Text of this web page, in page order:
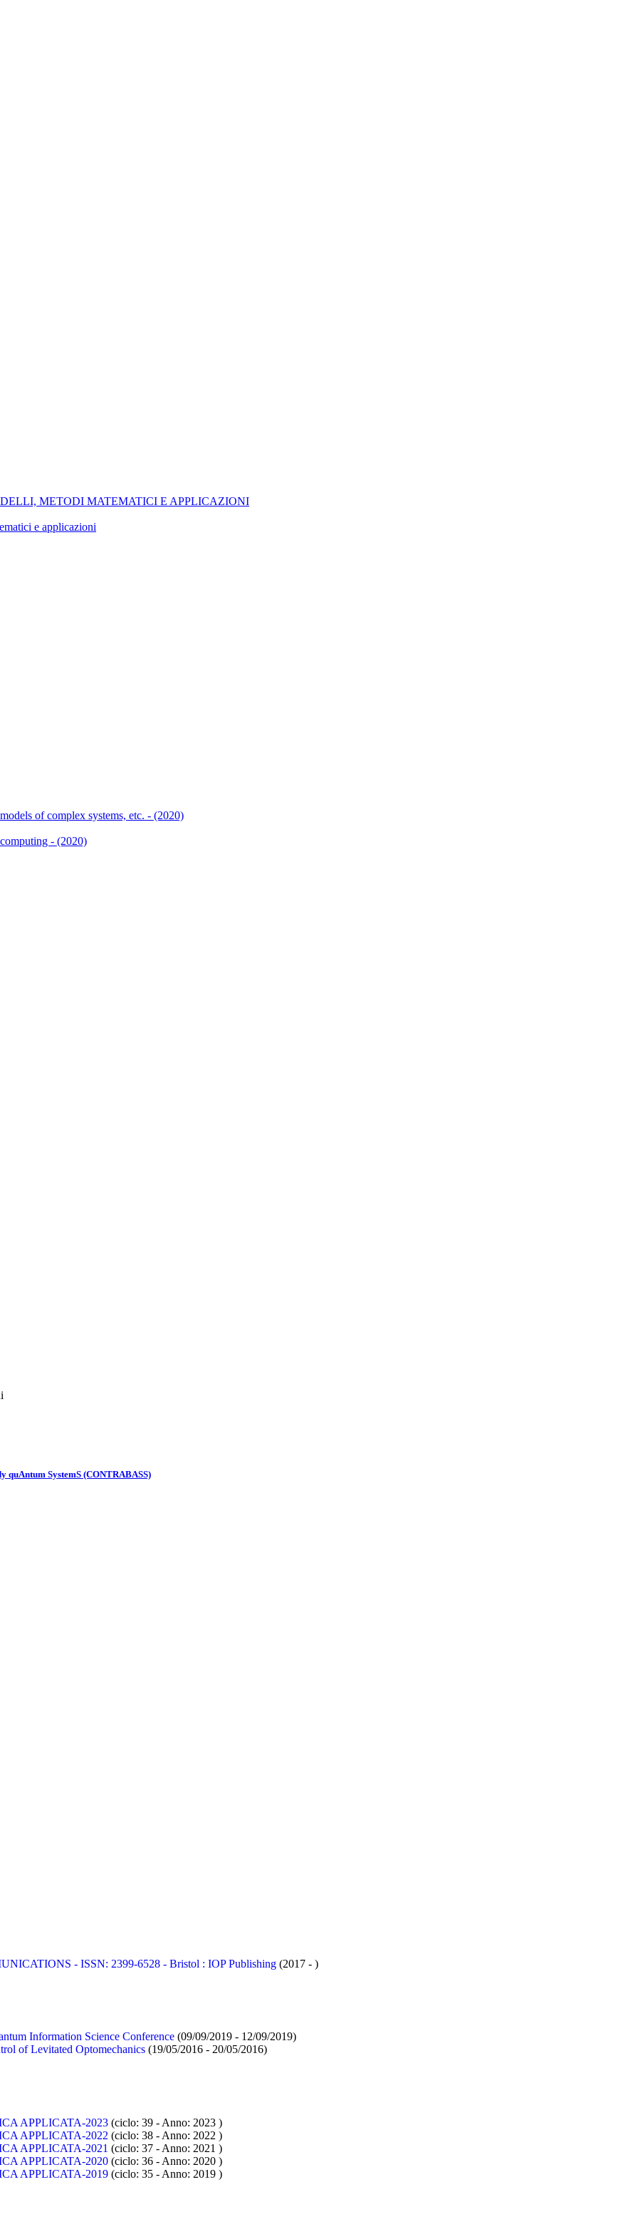
METODI MATEMATICI E APPLICAZIONI
e applicazioni
of complex systems, etc. - (2020)
- (2020)
quAntum SystemS (CONTRABASS)
- ISSN: 2399-6528 - Bristol : IOP Publishing (2017 - )
Information Science Conference (09/09/2019 - 12/09/2019)
of Levitated Optomechanics (19/05/2016 - 20/05/2016)
APPLICATA-2023 (ciclo: 39 - Anno: 2023 )
APPLICATA-2022 (ciclo: 38 - Anno: 2022 )
APPLICATA-2021 (ciclo: 37 - Anno: 2021 )
APPLICATA-2020 (ciclo: 36 - Anno: 2020 )
APPLICATA-2019 (ciclo: 35 - Anno: 2019 )